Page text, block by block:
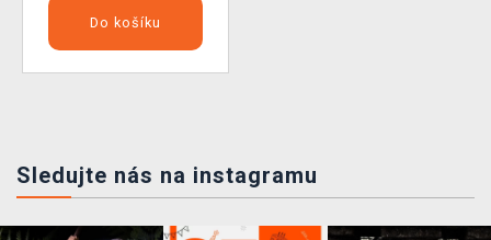
Do košíku
Sledujte nás na instagramu